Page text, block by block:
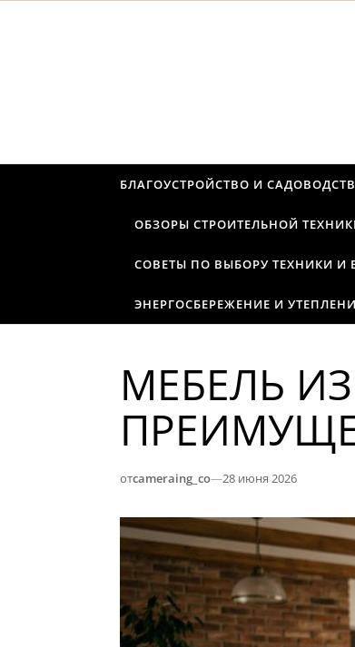
БЛАГОУСТРОЙСТВО И
ОБЗОРЫ СТРОИТЕЛЬНОЙ
СОВЕТЫ ПО ВЫБОРУ ТЕХНИКИ И
ЭНЕРГОСБЕРЕЖЕНИЕ И
МЕБЕЛЬ
отcameraing_co—28 июня 2026